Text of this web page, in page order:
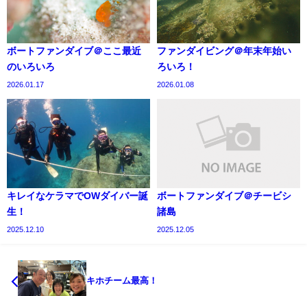
ボートファンダイブ＠ここ最近
のいろいろ
2026.01.17
ファンダイビング＠年末年始い
ろいろ！
2026.01.08
キレイなケラマでOWダイバー誕
生！
2025.12.10
ボートファンダイブ＠チービシ
諸島
2025.12.05
キホチーム最高！